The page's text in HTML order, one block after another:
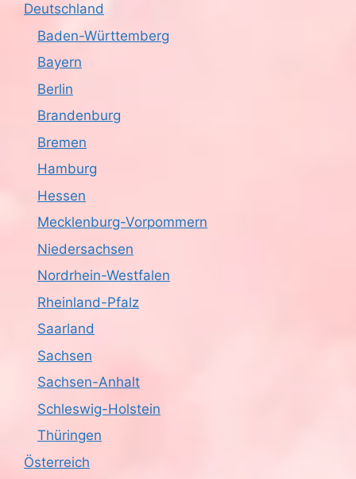
Deutschland
Baden-Württemberg
Bayern
Berlin
Brandenburg
Bremen
Hamburg
Hessen
Mecklenburg-Vorpommern
Niedersachsen
Nordrhein-Westfalen
Rheinland-Pfalz
Saarland
Sachsen
Sachsen-Anhalt
Schleswig-Holstein
Thüringen
Österreich